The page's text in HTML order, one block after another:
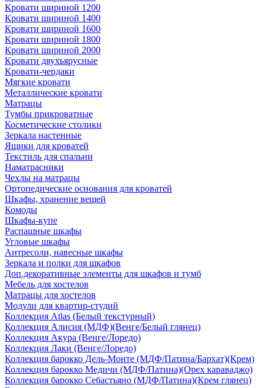
Кровати шириной 1200
Кровати шириной 1400
Кровати шириной 1600
Кровати шириной 1800
Кровати шириной 2000
Кровати двухъярусные
Кровати-чердаки
Мягкие кровати
Металлические кровати
Матрацы
Тумбы прикроватные
Косметические столики
Зеркала настенные
Ящики для кроватей
Текстиль для спальни
Наматрасники
Чехлы на матрацы
Ортопедические основания для кроватей
Шкафы, хранение вещей
Комоды
Шкафы-купе
Распашные шкафы
Угловые шкафы
Антресоли, навесные шкафы
Зеркала и полки для шкафов
Доп.декоративные элементы для шкафов и тумб
Мебель для хостелов
Матрацы для хостелов
Модули для квартир-студий
Коллекция Atlas (Белый текстурный)
Коллекция Алисия (МДФ)(Венге/Белый глянец)
Коллекция Акура (Венге/Лоредо)
Коллекция Лаки (Венге/Лоредо)
Коллекция барокко Дель-Монте (МДФ/Патина/Бархат)(Крем)
Коллекция барокко Медичи (МДФ/Патина)(Орех караваджо)
Коллекция барокко Себастьяно (МДФ/Патина)(Крем глянец)